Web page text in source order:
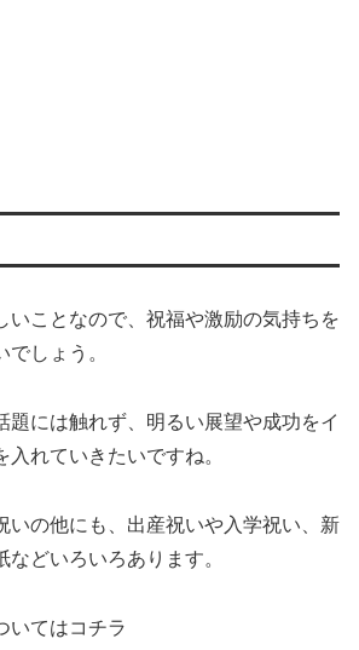
いことなので、祝福や激励の気持ちを
しょう。
題には触れず、明るい展望や成功をイ
入れていきたいですね。
いの他にも、出産祝いや入学祝い、新
どいろいろあります。
いてはコチラ